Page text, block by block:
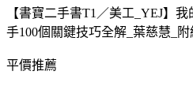
【書寶二手書T1／美工_YEJ】
手100個關鍵技巧全解_葉慈慧_附
平價推薦